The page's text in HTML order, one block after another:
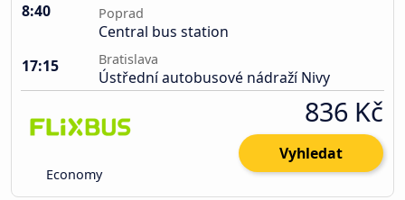
8:40 Poprad
Central bus station
17:15
Bratislava
Ústřední autobusové nádraží Nivy
Economy
836 Kč
Vyhledat